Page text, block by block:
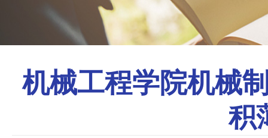
机械工程学院机械
积